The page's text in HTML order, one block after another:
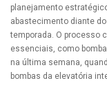
planejamento
abastecimento diante
temporada. O processo
essenciais, como
na última semana,
bombas da elevatória